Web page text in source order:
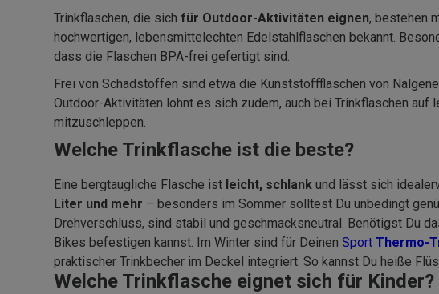
Trinkflaschen, die sich für Outdoor-Aktivitäten eignen, bestehen
hochwertigen, lebensmittelechten Edelstahlflaschen bekannt.
dass die Flaschen BPA-frei gefertigt sind.
Frei von Schadstoffen sind etwa die Kunststoffflaschen von
Outdoor-Aktivitäten lohnt es sich zudem, auch bei Trinkflaschen
mitzuschleppen.
Welche Trinkflasche ist die beste?
Eine bergtaugliche Flasche ist leicht, schlank und lässt sich
Liter und mehr – besonders im Sommer solltest Du unbedingt
Drehverschluss, sind stabil und geschmacksneutral. Benötigst Du
Bikes befestigen kannst. Im Winter sind für Deinen Sport Thermo-
praktischer Trinkbecher im Deckel integriert. So kannst Du heiße
Welche Trinkflasche eignet sich für Kinder?